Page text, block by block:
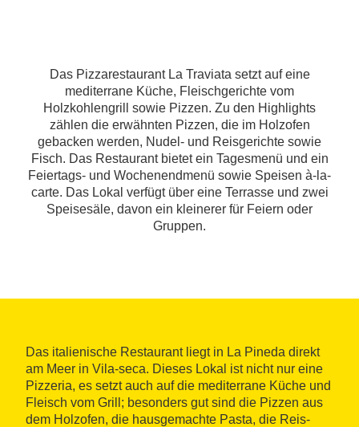
Das Pizzarestaurant La Traviata setzt auf eine
mediterrane Küche, Fleischgerichte vom
Holzkohlengrill sowie Pizzen. Zu den Highlights
zählen die erwähnten Pizzen, die im Holzofen
gebacken werden, Nudel- und Reisgerichte sowie
Fisch. Das Restaurant bietet ein Tagesmenü und ein
Feiertags- und Wochenendmenü sowie Speisen à-la-
carte. Das Lokal verfügt über eine Terrasse und zwei
Speisesäle, davon ein kleinerer für Feiern oder
Gruppen.
Das italienische Restaurant liegt in La Pineda direkt
am Meer in Vila-seca. Dieses Lokal ist nicht nur eine
Pizzeria, es setzt auch auf die mediterrane Küche und
Fleisch vom Grill; besonders gut sind die Pizzen aus
dem Holzofen, die hausgemachte Pasta, die Reis-